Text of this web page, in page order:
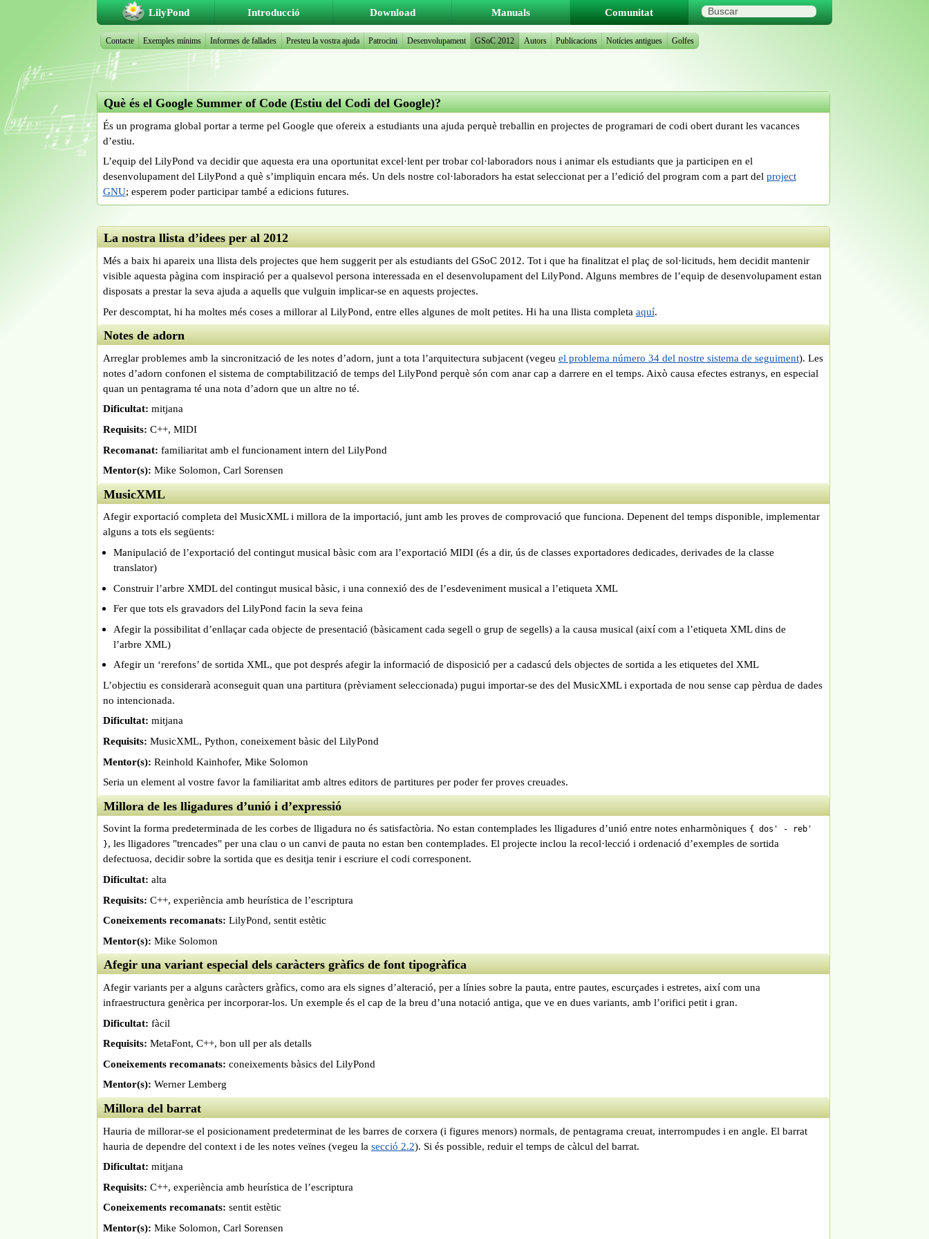
Què és el Google Summer of Code (Estiu del Codi del Google)?
És un programa global portar a terme pel Google que ofereix a estudiants una ajuda perquè treballin en projectes de programari de codi obert durant les vacances
d’estiu.
L’equip del LilyPond va decidir que aquesta era una oportunitat excel·lent per trobar col·laboradors nous i animar els estudiants que ja participen en el
desenvolupament del LilyPond a què s’impliquin encara més. Un dels nostre col·laboradors ha estat seleccionat per a l’edició del program com a part del project
GNU; esperem poder participar també a edicions futures.
La nostra llista d’idees per al 2012
Més a baix hi apareix una llista dels projectes que hem suggerit per als estudiants del GSoC 2012. Tot i que ha finalitzat el plaç de sol·licituds, hem decidit mantenir
visible aquesta pàgina com inspiració per a qualsevol persona interessada en el desenvolupament del LilyPond. Alguns membres de l’equip de desenvolupament estan
disposats a prestar la seva ajuda a aquells que vulguin implicar-se en aquests projectes.
Per descomptat, hi ha moltes més coses a millorar al LilyPond, entre elles algunes de molt petites. Hi ha una llista completa aquí.
Notes de adorn
Arreglar problemes amb la sincronització de les notes d’adorn, junt a tota l’arquitectura subjacent (vegeu el problema número 34 del nostre sistema de seguiment). Les
notes d’adorn confonen el sistema de comptabilització de temps del LilyPond perquè són com anar cap a darrere en el temps. Això causa efectes estranys, en especial
quan un pentagrama té una nota d’adorn que un altre no té.
Dificultat: mitjana
Requisits: C++, MIDI
Recomanat: familiaritat amb el funcionament intern del LilyPond
Mentor(s): Mike Solomon, Carl Sorensen
MusicXML
Afegir exportació completa del MusicXML i millora de la importació, junt amb les proves de comprovació que funciona. Depenent del temps disponible, implementar
alguns a tots els següents:
Manipulació de l’exportació del contingut musical bàsic com ara l’exportació MIDI (és a dir, ús de classes exportadores dedicades, derivades de la classe
translator)
Construir l’arbre XMDL del contingut musical bàsic, i una connexió des de l’esdeveniment musical a l’etiqueta XML
Fer que tots els gravadors del LilyPond facin la seva feina
Afegir la possibilitat d’enllaçar cada objecte de presentació (bàsicament cada segell o grup de segells) a la causa musical (així com a l’etiqueta XML dins de
l’arbre XML)
Afegir un ‘rerefons’ de sortida XML, que pot després afegir la informació de disposició per a cadascú dels objectes de sortida a les etiquetes del XML
L’objectiu es considerarà aconseguit quan una partitura (prèviament seleccionada) pugui importar-se des del MusicXML i exportada de nou sense cap pèrdua de dades
no intencionada.
Dificultat: mitjana
Requisits: MusicXML, Python, coneixement bàsic del LilyPond
Mentor(s): Reinhold Kainhofer, Mike Solomon
Seria un element al vostre favor la familiaritat amb altres editors de partitures per poder fer proves creuades.
Millora de les lligadures d’unió i d’expressió
Sovint la forma predeterminada de les corbes de lligadura no és satisfactòria. No estan contemplades les lligadures d’unió entre notes enharmòniques { dos' - reb'
}, les lligadores "trencades" per una clau o un canvi de pauta no estan ben contemplades. El projecte inclou la recol·lecció i ordenació d’exemples de sortida
defectuosa, decidir sobre la sortida que es desitja tenir i escriure el codi corresponent.
Dificultat: alta
Requisits: C++, experiència amb heurística de l’escriptura
Coneixements recomanats: LilyPond, sentit estètic
Mentor(s): Mike Solomon
Afegir una variant especial dels caràcters gràfics de font tipogràfica
Afegir variants per a alguns caràcters gràfics, como ara els signes d’alteració, per a línies sobre la pauta, entre pautes, escurçades i estretes, així com una
infraestructura genèrica per incorporar-los. Un exemple és el cap de la breu d’una notació antiga, que ve en dues variants, amb l’orifici petit i gran.
Dificultat: fàcil
Requisits: MetaFont, C++, bon ull per als detalls
Coneixements recomanats: coneixements bàsics del LilyPond
Mentor(s): Werner Lemberg
Millora del barrat
Hauria de millorar-se el posicionament predeterminat de les barres de corxera (i figures menors) normals, de pentagrama creuat, interrompudes i en angle. El barrat
hauria de dependre del context i de les notes veïnes (vegeu la secció 2.2). Si és possible, reduir el temps de càlcul del barrat.
Dificultat: mitjana
Requisits: C++, experiència amb heurística de l’escriptura
Coneixements recomanats: sentit estètic
Mentor(s): Mike Solomon, Carl Sorensen
LilyPond Introducció Download Manuals Comunitat
Contacte Exemples mínims Informes de fallades Presteu la vostra ajuda Patrocini Desenvolupament GSoC 2012 Autors Publicacions Notícies antigues Golfes